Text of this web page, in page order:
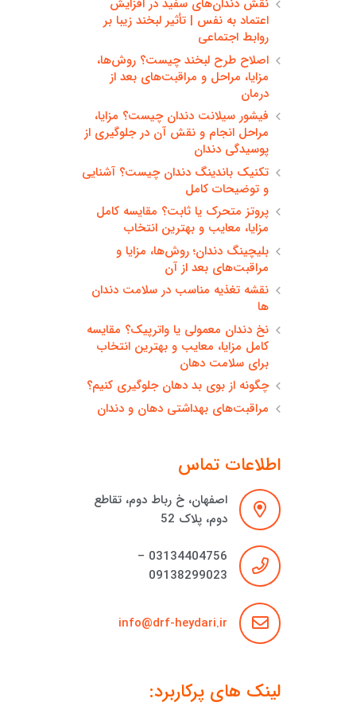
نقش دندان‌های سفید در افزایش
اعتماد به نفس | تأثیر لبخند زیبا بر
روابط اجتماعی
اصلاح طرح لبخند چیست؟ روش‌ها،
مزایا، مراحل و مراقبت‌های بعد از
درمان
فیشور سیلانت دندان چیست؟ مزایا،
مراحل انجام و نقش آن در جلوگیری از
پوسیدگی دندان
تکنیک باندینگ دندان چیست؟ آشنایی
و توضیحات کامل
پروتز متحرک یا ثابت؟ مقایسه کامل
مزایا، معایب و بهترین انتخاب
بلیچینگ دندان؛ روش‌ها، مزایا و
مراقبت‌های بعد از آن
نقشه تغذیه مناسب در سلامت دندان
ها
نخ دندان معمولی یا واترپیک؟ مقایسه
کامل مزایا، معایب و بهترین انتخاب
برای سلامت دهان
چگونه از بوی بد دهان جلوگیری کنیم؟
مراقبت‌های بهداشتی دهان و دندان
اطلاعات تماس
اصفهان، خ رباط دوم، تقاطع
دوم، پلاک 52
03134404756 –
09138299023
info@drf-heydari.ir
لینک های پرکاربرد: